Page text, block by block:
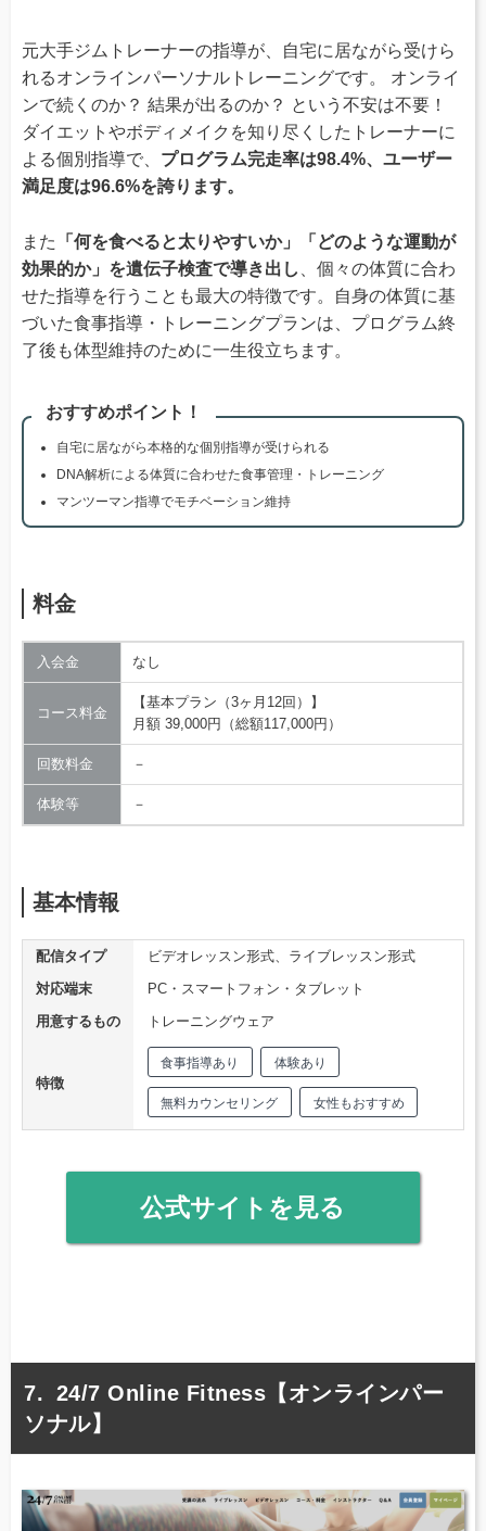
元大手ジムトレーナーの指導が、自宅に居ながら受けら
れるオンラインパーソナルトレーニングです。 オンライ
ンで続くのか？ 結果が出るのか？ という不安は不要！
ダイエットやボディメイクを知り尽くしたトレーナーに
よる個別指導で、 プログラム完走率は98.4%、ユーザー
満足度は96.6%を誇ります。
また
「何を食べると太りやすいか」「どのような運動が
効果的か」を遺伝子検査で導き出し
、個々の体質に合わ
せた指導を行うことも最大の特徴です。自身の体質に基
づいた食事指導・トレーニングプランは、プログラム終
了後も体型維持のために一生役立ちます。
おすすめポイント！
自宅に居ながら本格的な個別指導が受けられる
DNA解析による体質に合わせた食事管理・トレーニング
マンツーマン指導でモチベーション維持
料金
入会金 なし
コース料金
【基本プラン（3ヶ月12回）】
月額 39,000円（総額117,000円）
回数料金 －
体験等 －
基本情報
配信タイプ
ビデオレッスン形式、ライブレッスン形式
対応端末
PC・スマートフォン・タブレット
用意するもの
トレーニングウェア
特徴
食事指導あり 体験あり
無料カウンセリング 女性もおすすめ
公式サイトを見る
24/7 Online Fitness【オンラインパー
ソナル】